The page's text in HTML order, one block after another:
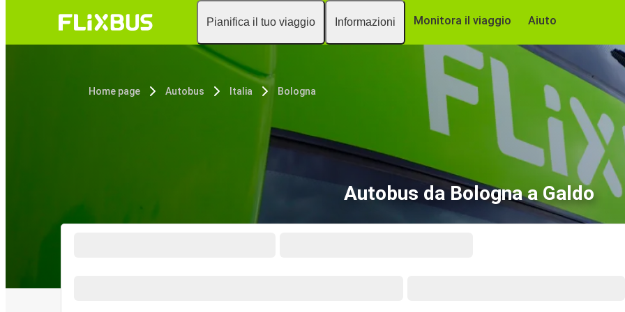
Pianifica il tuo viaggio Informazioni Monitora il viaggio Aiuto
Home page Autobus Italia Bologna
Autobus da Bologna a Galdo